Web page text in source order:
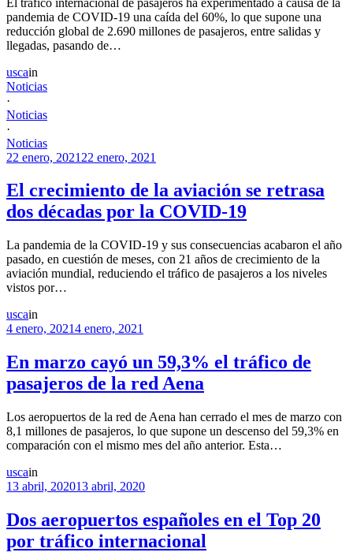
pandemia de COVID-19 una caída del 60%, lo que supone una
reducción global de 2.690 millones de pasajeros, entre salidas y
llegadas, pasando de…
uscain
Noticias
·
Noticias
·
Noticias
22 enero, 2021 22 enero, 2021
El crecimiento de la aviación se retrasa
dos décadas por la COVID-19
La pandemia de la COVID-19 y sus consecuencias acabaron el año
pasado, en cuestión de meses, con 21 años de crecimiento de la
aviación mundial, reduciendo el tráfico de pasajeros a los niveles
vistos por…
uscain
4 enero, 20214 enero, 2021
En marzo cayó un 59,3% el tráfico de
pasajeros de la red Aena
Los aeropuertos de la red de Aena han cerrado el mes de marzo con
8,1 millones de pasajeros, lo que supone un descenso del 59,3% en
comparación con el mismo mes del año anterior. Esta…
uscain
13 abril, 202013 abril, 2020
Dos aeropuertos españoles en el Top 20
por tráfico internacional